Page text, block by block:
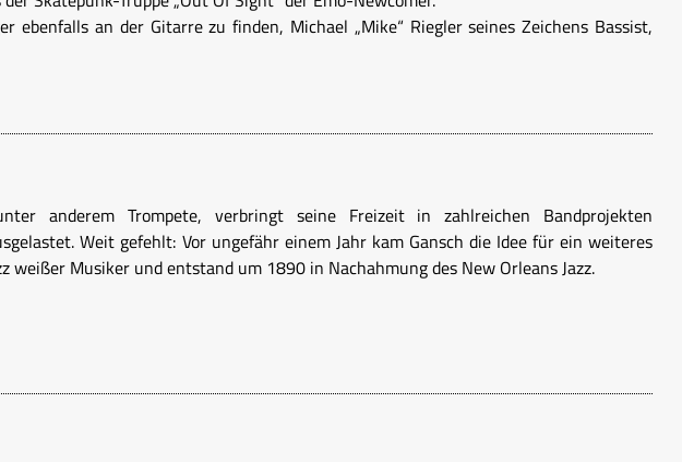
ebenfalls an der Gitarre zu finden, Michael „Mike“ Riegler seines Zeichens Bassist,
anderem Trompete, verbringt seine Freizeit in zahlreichen Bandprojekten
Weit gefehlt: Vor ungefähr einem Jahr kam Gansch die Idee für ein weiteres
weißer Musiker und entstand um 1890 in Nachahmung des New Orleans Jazz.